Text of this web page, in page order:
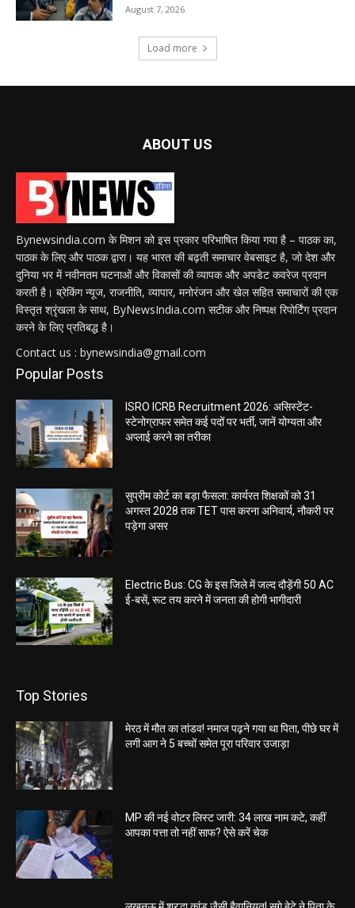
August 7, 2026
Load more
ABOUT US
Bynewsindia.com के मिशन को इस प्रकार परिभाषित किया गया है – पाठक का,
पाठक के लिए और पाठक द्वारा। यह भारत की बढ़ती समाचार वेबसाइट है, जो देश और
दुनिया भर में नवीनतम घटनाओं और विकासों की व्यापक और अपडेट कवरेज प्रदान
करती है। ब्रेकिंग न्यूज, राजनीति, व्यापार, मनोरंजन और खेल सहित समाचारों की एक
विस्तृत श्रृंखला के साथ, ByNewsIndia.com सटीक और निष्पक्ष रिपोर्टिंग प्रदान
करने के लिए प्रतिबद्ध है।
Contact us : bynewsindia@gmail.com
Popular Posts
ISRO ICRB Recruitment 2026: असिस्टेंट-
स्टेनोग्राफर समेत कई पदों पर भर्ती, जानें योग्यता और
अप्लाई करने का तरीका
सुप्रीम कोर्ट का बड़ा फैसला: कार्यरत शिक्षकों को 31
अगस्त 2028 तक TET पास करना अनिवार्य, नौकरी पर
पड़ेगा असर
Electric Bus: CG के इस जिले में जल्द दौड़ेंगी 50 AC
ई-बसें, रूट तय करने में जनता की होगी भागीदारी
Top Stories
मेरठ में मौत का तांडव! नमाज पढ़ने गया था पिता, पीछे घर में
लगी आग ने 5 बच्चों समेत पूरा परिवार उजाड़ा
MP की नई वोटर लिस्ट जारी: 34 लाख नाम कटे, कहीं
आपका पत्ता तो नहीं साफ? ऐसे करें चेक